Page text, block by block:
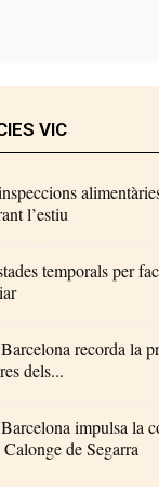
VIC
l’estiu
temporals per
recorda la
dels...
impulsa la
de Segarra